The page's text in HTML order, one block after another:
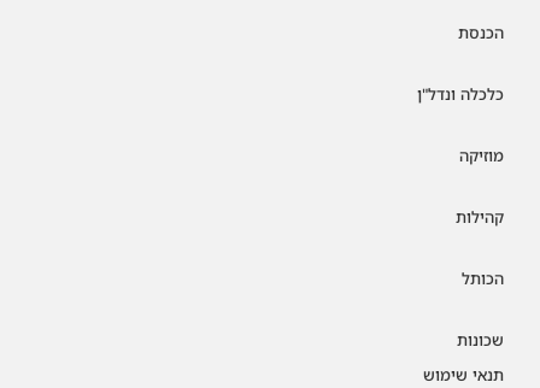
הכנסת
כלכלה ונדל"ן
מוזיקה
קהילות
הכותל
שכונות
תנאי שימוש